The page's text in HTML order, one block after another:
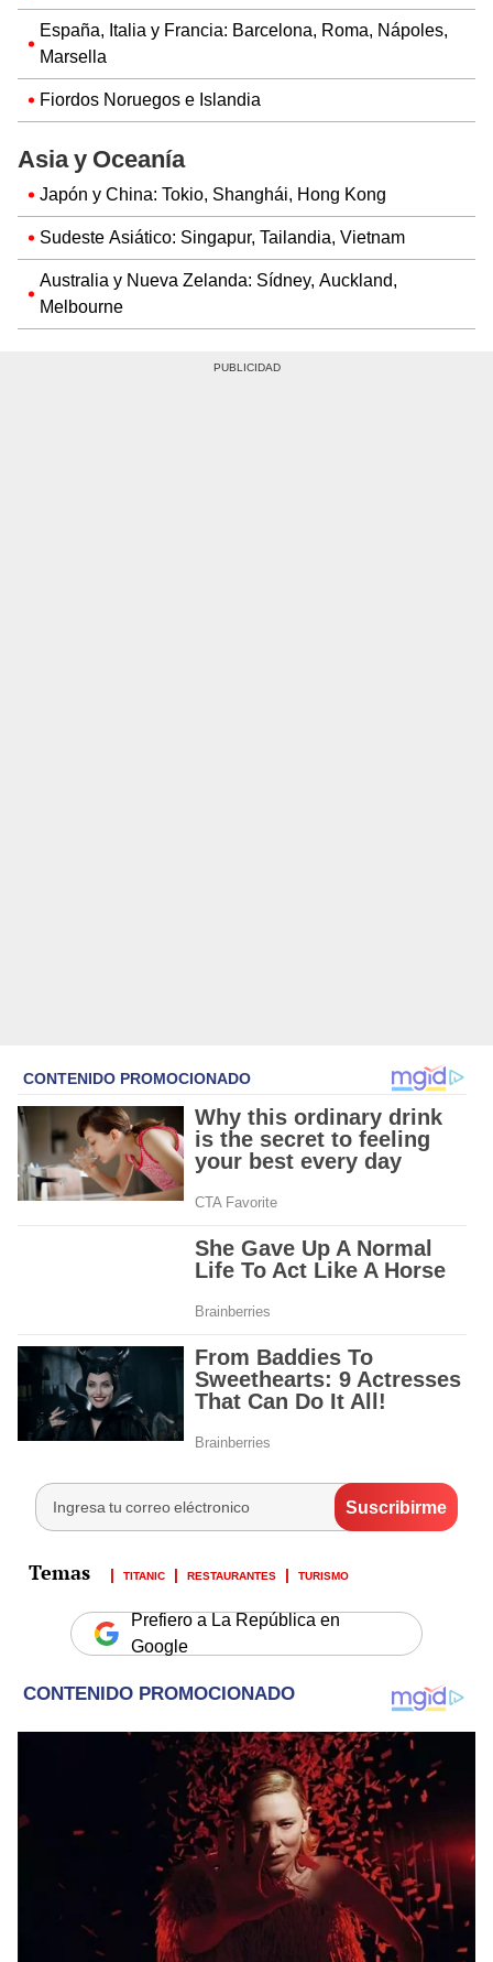
España, Italia y Francia: Barcelona, Roma, Nápoles,
Marsella
Fiordos Noruegos e Islandia
Asia y Oceanía
Japón y China: Tokio, Shanghái, Hong Kong
Sudeste Asiático: Singapur, Tailandia, Vietnam
Australia y Nueva Zelanda: Sídney, Auckland,
Melbourne
TITANIC RESTAURANTES TURISMO
Prefiero a La República en
Google